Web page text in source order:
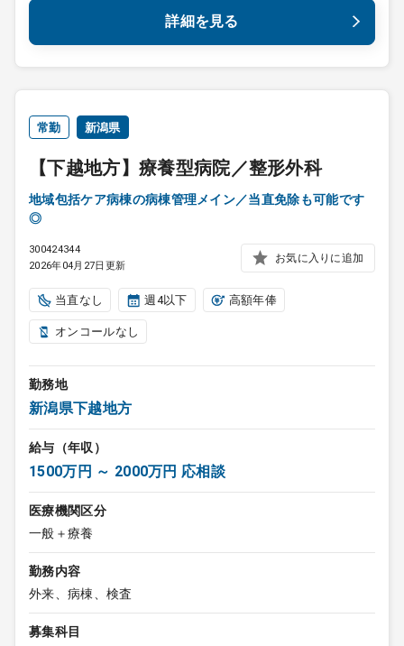
詳細を見る
常勤 新潟県
【下越地方】療養型病院／整形外科
地域包括ケア病棟の病棟管理メイン／当直免除も可能です
◎
300424344
2026年04月27日更新
お気に入りに追加
当直なし 週4以下 高額年俸
オンコールなし
勤務地
新潟県下越地方
給与（年収）
1500万円 ～ 2000万円 応相談
医療機関区分
一般＋療養
勤務内容
外来、病棟、検査
募集科目